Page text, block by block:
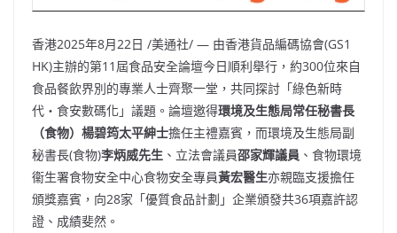
香港2025年8月22日 /美通社/ — 由香港貨品編碼協會(GS1
HK)主辦的第11屆食品安全論壇今日順利舉行，約300位來自
食品餐飲界別的專業人士齊聚一堂，共同探討「綠色新時
代・食安數碼化」議題。論壇邀得環境及生態局常任秘書長
（食物）楊碧筠太平紳士擔任主禮嘉賓，而環境及生態局副
秘書長(食物)李炳威先生 、立法會議員邵家輝議員 、食物環境
衞生署食物安全中心食物安全專員黃宏醫生亦親臨支援擔任
頒獎嘉賓，向28家「優質食品計劃」企業頒發共36項嘉許認
證、成績斐然。